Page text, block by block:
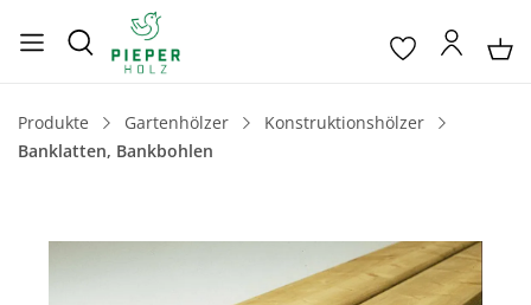
Produkte Gartenhölzer
Konstruktionshölzer
Banklatten, Bankbohlen